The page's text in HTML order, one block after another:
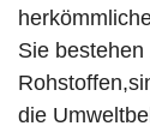
Sie
die